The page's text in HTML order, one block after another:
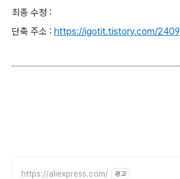
최종 수정 :
단축 주소 : https://igotit.tistory.com/2409
https://aliexpress.com/ 광고